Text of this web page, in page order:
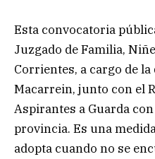
Esta convocatoria
Juzgado de Familia,
Corrientes, a cargo de
Macarrein, junto con el
Aspirantes a Guarda
provincia. Es una
adopta cuando no se